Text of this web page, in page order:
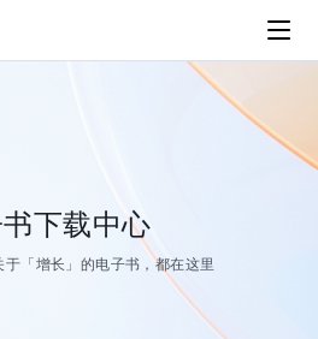
下载中心
「增长」的电子书，都在这里